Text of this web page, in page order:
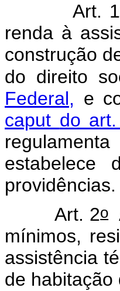
Art. 1
renda à
construção
do direito
Federal, e
caput do
estabelece
providências.
Art. 2o
mínimos,
assistência
de